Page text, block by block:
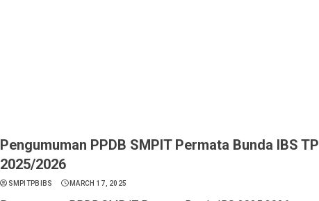
Pengumuman PPDB SMPIT Permata Bunda IBS TP
2025/2026
SMPITPBIBS MARCH 17, 2025